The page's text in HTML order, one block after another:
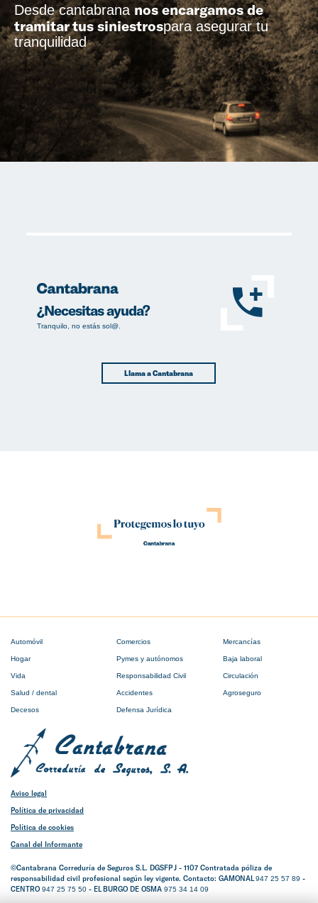
Desde cantabrana nos encargamos de
tramitar tus siniestrospara asegurar tu
tranquilidad
¿Necesitas ayuda?
Tranquilo, no estás sol@.
Llama a Cantabrana
Automóvil
Hogar
Vida
Salud / dental
Decesos
Comercios
Pymes y autónomos
Responsabilidad Civil
Accidentes
Defensa Jurídica
Mercancías
Baja laboral
Circulación
Agroseguro
Aviso legal
Política de privacidad
Política de cookies
Canal del Informante
©Cantabrana Correduría de Seguros S.L. DGSFP J - 1107 Contratada póliza de
responsabilidad civil profesional según ley vigente. Contacto: GAMONAL 947 25 57 89 -
CENTRO 947 25 75 50 - EL BURGO DE OSMA 975 34 14 09